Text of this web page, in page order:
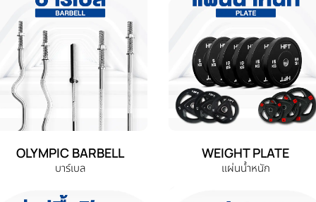
OLYMPIC BARBELL
บาร์เบล
WEIGHT PLATE
แผ่นน้ำหนัก